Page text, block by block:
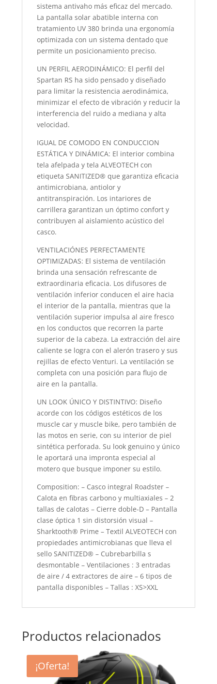
sistema antivaho más eficaz del mercado.
La pantalla solar abatible interna con
tratamiento UV 380 brinda una ergonomía
optimizada con un sistema dentado que
permite un posicionamiento preciso.
UN PERFIL AERODINÁMICO: El perfil del
Spartan RS ha sido pensado y diseñado
para limitar la resistencia aerodinámica,
minimizar el efecto de vibración y reducir la
interferencia del ruido a mediana y alta
velocidad.
IGUAL DE COMODO EN CONDUCCION
ESTÁTICA Y DINÁMICA: El interior combina
tela afelpada y tela ALVEOTECH con
etiqueta SANITIZED® que garantiza eficacia
antimicrobiana, antiolor y
antitranspiración. Los intariores de
carrillera garantizan un óptimo confort y
contribuyen al aislamiento acústico del
casco.
VENTILACIÓNES PERFECTAMENTE
OPTIMIZADAS: El sistema de ventilación
brinda una sensación refrescante de
extraordinaria eficacia. Los difusores de
ventilación inferior conducen el aire hacia
el interior de la pantalla, mientras que la
ventilación superior impulsa al aire fresco
en los conductos que recorren la parte
superior de la cabeza. La extracción del aire
caliente se logra con el alerón trasero y sus
rejillas de efecto Venturi. La ventilación se
completa con una posición para flujo de
aire en la pantalla.
UN LOOK ÚNICO Y DISTINTIVO: Diseño
acorde con los códigos estéticos de los
muscle car y muscle bike, pero también de
las motos en serie, con su interior de piel
sintética perforada. Su look genuino y único
le aportará una impronta especial al
motero que busque imponer su estilo.
Composition: – Casco integral Roadster –
Calota en fibras carbono y multiaxiales – 2
tallas de calotas – Cierre doble-D – Pantalla
clase óptica 1 sin distorsión visual –
Sharktooth® Prime – Textil ALVEOTECH con
propiedades antimicrobianas que lleva el
sello SANITIZED® – Cubrebarbilla s
desmontable – Ventilaciones : 3 entradas
de aire / 4 extractores de aire – 6 tipos de
pantalla disponibles – Tallas : XS>XXL
Productos relacionados
¡Oferta!